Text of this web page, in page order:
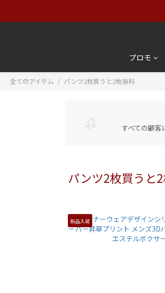
【
プロモ
全てのアイテム パンツ2枚買うと2枚無料
すべての顧客
パンツ2枚買うと
新品入荷